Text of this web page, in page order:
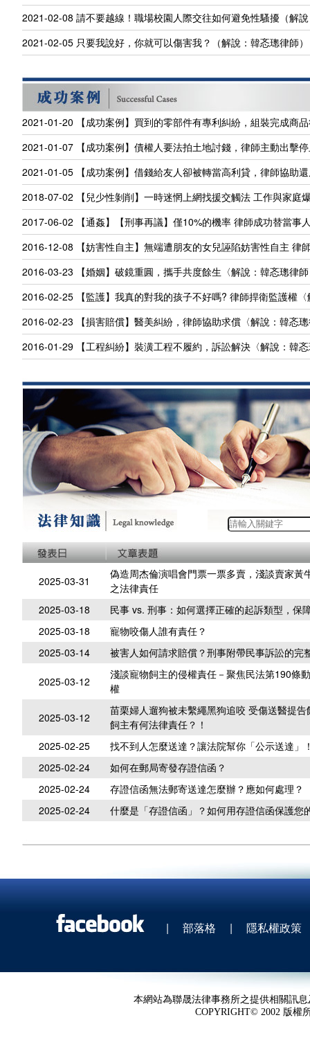
2021-02-08 請不要越線！職場校園人際交往如何避免性騷擾（解
2021-02-05 只要我說好，你就可以傷害我？（解說：韓忞璁律師）
2021-01-20
【成功案例】買到的零部件有專利糾紛，組裝完成商
2021-01-07 【成功案例】債權人要法拍土地討錢，律師主動出擊
2021-01-05 【成功案例】借錢給友人卻被轉當高利貸，律師協助
2018-07-02
【兒少性剝削】一時迷惘上網找援交觸法 工作與家庭
2017-06-02
【通姦】【刑事再議】僅10%的機率 律師成功替當事
2016-12-08
【妨害性自主】無端遭朋友的女兒誣陷妨害性自主 律
2016-03-23
【婚姻】破鏡重圓，攜手共度餘生〈解說：韓忞璁律
2016-02-25 【監護】我真的對我的孩子不好嗎? 律師捍衛監護權
2016-02-23
【損害賠償】醫美糾紛，律師協助求償〈解說：韓忞
2016-01-29 【工程糾紛】裝潢工程不履約，訴訟解決〈解說：韓
2025-03-31
偽造周杰倫演唱會門票一票多賣，淺談賣家黃
之法律責任
2025-03-18
民事 vs. 刑事：如何選擇正確的起訴類型，保
2025-03-18
寵物咬傷人誰有責任？
2025-03-14
被害人如何請求賠償？刑事附帶民事訴訟的完
2025-03-12
淺談寵物飼主的侵權責任－聚焦民法第190條
權
2025-03-12
苗栗婦人遛狗被未繫繩黑狗追咬 受傷送醫提告
飼主有何法律責任？！
2025-02-25
找不到人怎麼送達？讓法院幫你「公示送達」
2025-02-24
如何在郵局寄發存證信函？
2025-02-24
存證信函無法郵寄送達怎麼辦？應如何處理？
2025-02-24
什麼是「存證信函」？如何用存證信函保護您
| 部落格 | 隱私權政策
本網站為聯晟法律事務所之提供相關訊
COPYRIGHT© 2002 版權